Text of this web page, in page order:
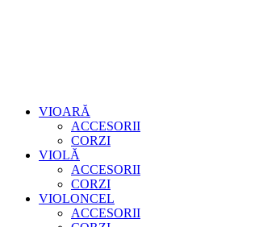
VIOARĂ
ACCESORII
CORZI
VIOLĂ
ACCESORII
CORZI
VIOLONCEL
ACCESORII